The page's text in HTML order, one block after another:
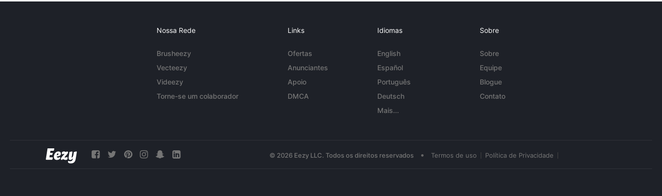
Nossa Rede
Brusheezy
Vecteezy
Videezy
Torne-se um colaborador
Links
Ofertas
Anunciantes
Apoio
DMCA
Idiomas
English
Español
Português
Deutsch
Mais...
Sobre
Sobre
Equipe
Blogue
Contato
© 2026 Eezy LLC. Todos os direitos reservados • Termos de uso Política de Privacidade